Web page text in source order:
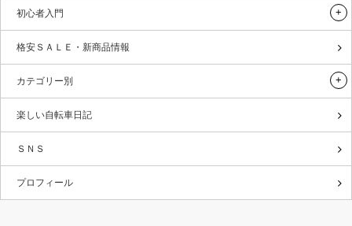
初心者入門
格安ＳＡＬＥ・新商品情報
カテゴリー別
楽しい自転車日記
ＳＮＳ
プロフィール